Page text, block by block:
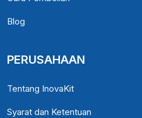
Blog
PERUSAHAAN
Tentang InovaKit
Syarat dan Ketentuan